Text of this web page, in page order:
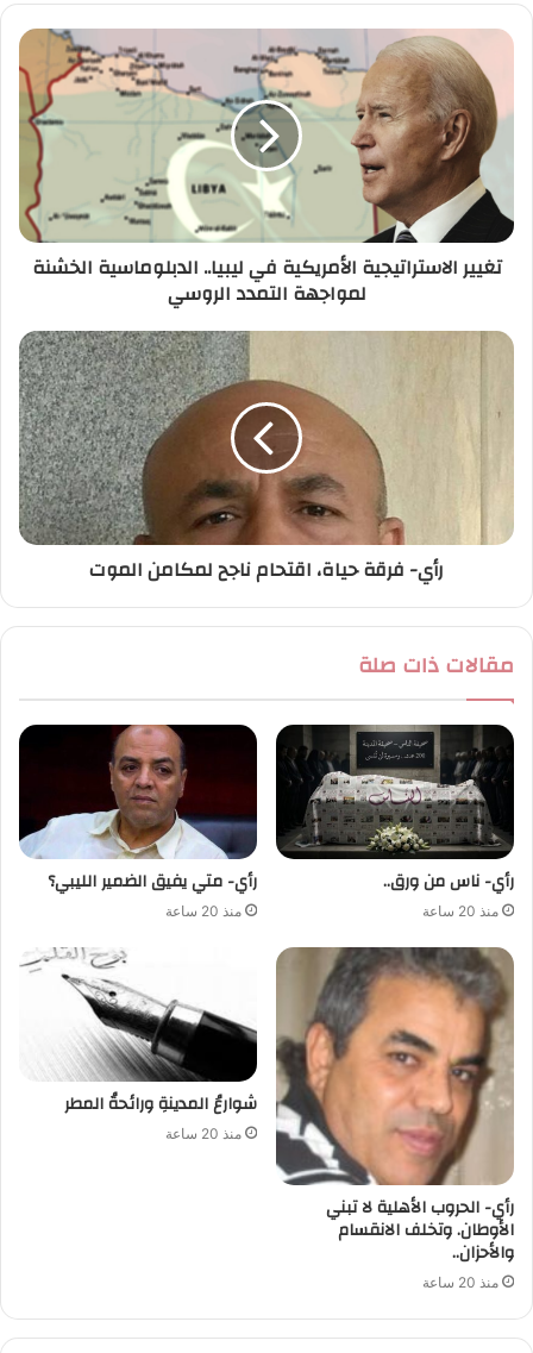
د
ل
ت
ر
تغيير الاستراتيجية الأمريكية في ليبيا.. الدبلوماسية الخشنة
لمواجهة التمدد الروسي
رأي- فرقة حياة، اقتحام ناجح لمكامن الموت
مقالات ذات صلة
رأي- ناس من ورق..
منذ 20 ساعة
رأي- متي يفيق الضمير الليبي؟
منذ 20 ساعة
رأي- الحروب الأهلية لا تبني
الأوطان. وتخلف الانقسام
والأحزان..
منذ 20 ساعة
شوارعُ المدينةِ ورائحةُ المطر
منذ 20 ساعة